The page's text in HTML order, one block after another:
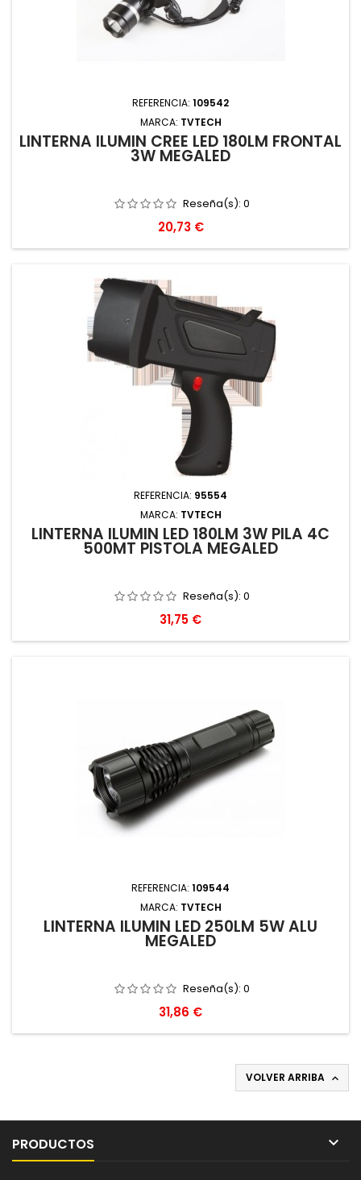
REFERENCIA: 109542
MARCA: TVTECH
LINTERNA ILUMIN CREE LED 180LM FRONTAL
3W MEGALED
Reseña(s): 0
Precio
20,73 €
REFERENCIA: 95554
MARCA: TVTECH
LINTERNA ILUMIN LED 180LM 3W PILA 4C
500MT PISTOLA MEGALED
Reseña(s): 0
Precio
31,75 €
REFERENCIA: 109544
MARCA: TVTECH
LINTERNA ILUMIN LED 250LM 5W ALU
MEGALED
Reseña(s): 0
Precio
31,86 €
VOLVER ARRIBA 
PRODUCTOS 